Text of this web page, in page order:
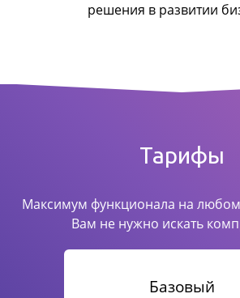
решения в развитии
Тарифы
Максимум функционала на
Вам не нужно искать
Базовый